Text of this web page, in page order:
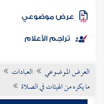
الكتب
موضوعي
تراجم الأعلام
العرض الموضوعي العبادات
ما يكره من الهيئات في الصلاة